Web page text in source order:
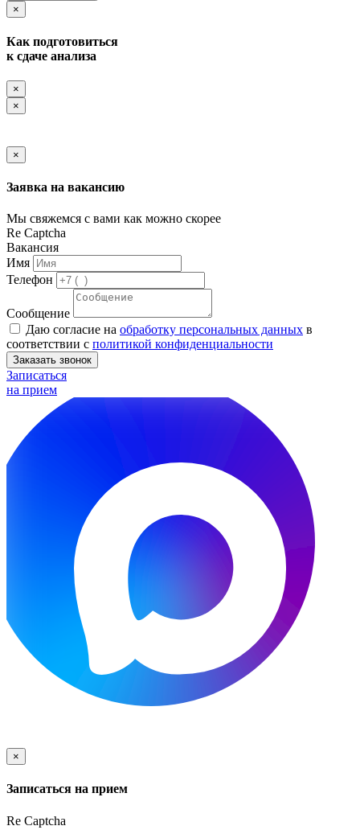
×
Как подготовиться
к сдаче анализа
×
×
×
Заявка на вакансию
Мы свяжемся с вами как можно скорее
Re Captcha
Вакансия
Имя
Телефон
Сообщение
Даю согласие на обработку персональных данных в
соответствии с политикой конфиденциальности
Заказать звонок
Записаться
на прием
×
Записаться на прием
Re Captcha